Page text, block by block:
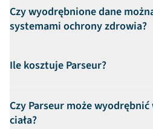
Czy wyodrębnione dane
systemami ochrony zdrowia?
Ile kosztuje Parseur?
Czy Parseur może
ciała?